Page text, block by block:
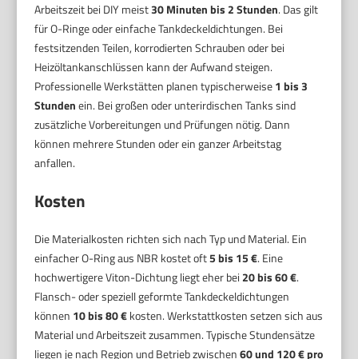
Arbeitszeit bei DIY meist30 Minuten bis 2 Stunden. Das gilt
für O-Ringe oder einfache Tankdeckeldichtungen. Bei
festsitzenden Teilen, korrodierten Schrauben oder bei
Heizöltankanschlüssen kann der Aufwand steigen.
Professionelle Werkstätten planen typischerweise1 bis 3
Stundenein. Bei großen oder unterirdischen Tanks sind
zusätzliche Vorbereitungen und Prüfungen nötig. Dann
können mehrere Stunden oder ein ganzer Arbeitstag
anfallen.
Kosten
Die Materialkosten richten sich nach Typ und Material. Ein
einfacher O-Ring aus NBR kostet oft5 bis 15 €. Eine
hochwertigere Viton-Dichtung liegt eher bei 20 bis 60 €.
Flansch- oder speziell geformte Tankdeckeldichtungen
können 10 bis 80 €kosten. Werkstattkosten setzen sich aus
Material und Arbeitszeit zusammen. Typische Stundensätze
liegen je nach Region und Betrieb zwischen60 und 120 € pro